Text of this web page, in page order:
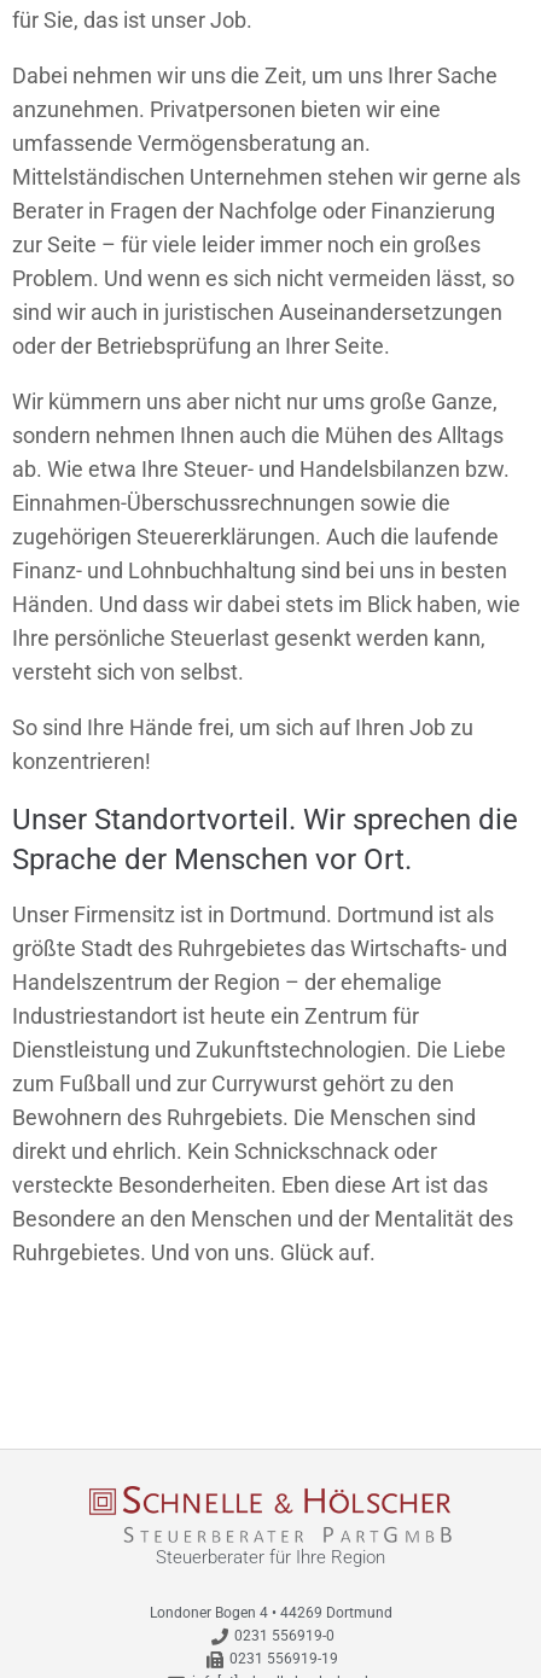
für Sie, das ist unser Job.
Dabei nehmen wir uns die Zeit, um uns Ihrer Sache
anzunehmen. Privatpersonen bieten wir eine
umfassende Vermögensberatung an.
Mittelständischen Unternehmen stehen wir gerne als
Berater in Fragen der Nachfolge oder Finanzierung
zur Seite – für viele leider immer noch ein großes
Problem. Und wenn es sich nicht vermeiden lässt, so
sind wir auch in juristischen Auseinandersetzungen
oder der Betriebsprüfung an Ihrer Seite.
Wir kümmern uns aber nicht nur ums große Ganze,
sondern nehmen Ihnen auch die Mühen des Alltags
ab. Wie etwa Ihre Steuer- und Handelsbilanzen bzw.
Einnahmen-Überschussrechnungen sowie die
zugehörigen Steuererklärungen. Auch die laufende
Finanz- und Lohnbuchhaltung sind bei uns in besten
Händen. Und dass wir dabei stets im Blick haben, wie
Ihre persönliche Steuerlast gesenkt werden kann,
versteht sich von selbst.
So sind Ihre Hände frei, um sich auf Ihren Job zu
konzentrieren!
Unser Standortvorteil. Wir sprechen die
Sprache der Menschen vor Ort.
Unser Firmensitz ist in Dortmund. Dortmund ist als
größte Stadt des Ruhrgebietes das Wirtschafts- und
Handelszentrum der Region – der ehemalige
Industriestandort ist heute ein Zentrum für
Dienstleistung und Zukunftstechnologien. Die Liebe
zum Fußball und zur Currywurst gehört zu den
Bewohnern des Ruhrgebiets. Die Menschen sind
direkt und ehrlich. Kein Schnickschnack oder
versteckte Besonderheiten. Eben diese Art ist das
Besondere an den Menschen und der Mentalität des
Ruhrgebietes. Und von uns. Glück auf.
Steuerberater für Ihre Region
Londoner Bogen 4 • 44269 Dortmund
0231 556919-0
0231 556919-19